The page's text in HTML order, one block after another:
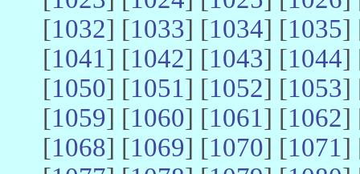
[1032] [1033] [1034] [1035]
[1041] [1042] [1043] [1044]
[1050] [1051] [1052] [1053]
[1059] [1060] [1061] [1062]
[1068] [1069] [1070] [1071]